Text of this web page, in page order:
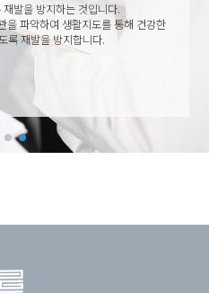
발을 방지하는 것입니다.
을 파악하여 생활지도를 통해 건강한
록재발을 방지합니다.